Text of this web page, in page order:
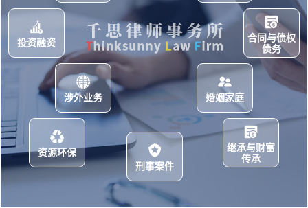
投资融资
涉外业务
资源环保
合同与债权
债务
婚姻家庭
继承与财富
传承
刑事案件